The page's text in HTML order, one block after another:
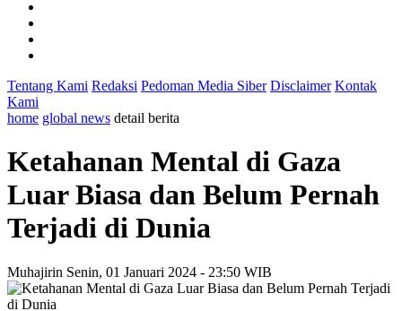
Tentang Kami Redaksi Pedoman Media Siber Disclaimer Kontak
Kami
home global news detail berita
Ketahanan Mental di Gaza
Luar Biasa dan Belum Pernah
Terjadi di Dunia
Muhajirin Senin, 01 Januari 2024 - 23:50 WIB